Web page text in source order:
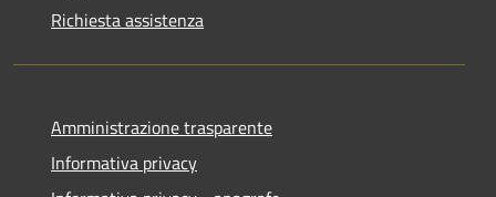
Richiesta assistenza
Amministrazione trasparente
Informativa privacy